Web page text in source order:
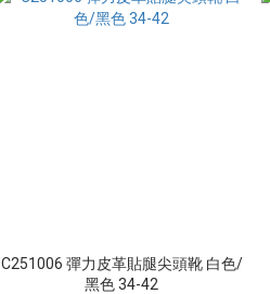
C251006 彈力皮革貼腿尖頭靴 白色/
黑色 34-42